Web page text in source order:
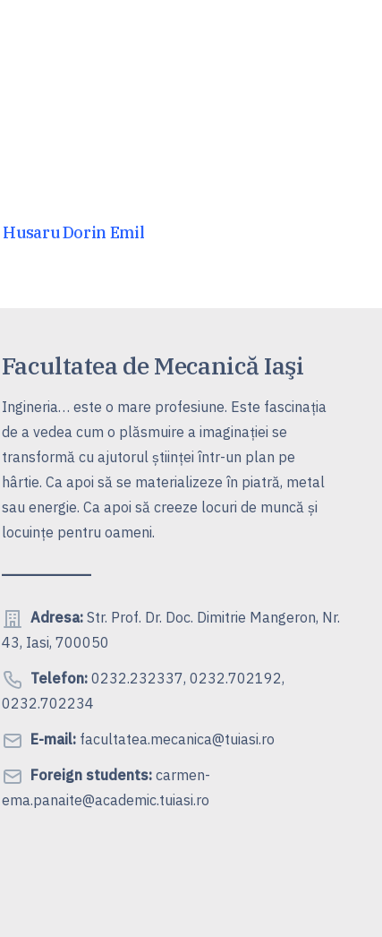
Dorin Emil
Facultatea de Mecanică Iaşi
Ingineria… este o mare profesiune. Este fascinaţia
de a vedea cum o plăsmuire a imaginaţiei se
transformă cu ajutorul ştiinţei într-un plan pe
hârtie. Ca apoi să se materializeze în piatră, metal
sau energie. Ca apoi să creeze locuri de muncă şi
locuinţe pentru oameni.
Adresa:Str. Prof. Dr. Doc. Dimitrie Mangeron, Nr.
43, Iasi, 700050
Telefon:0232.232337, 0232.702192,
0232.702234
E-mail:facultatea.mecanica@tuiasi.ro
Foreign students:carmen-
ema.panaite@academic.tuiasi.ro